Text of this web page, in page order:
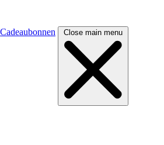
Cadeaubonnen Close main menu